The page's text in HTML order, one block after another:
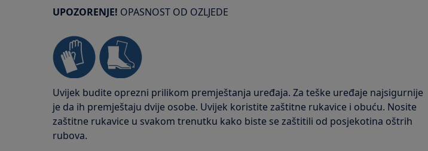
UPOZORENJE! OPASNOST OD OZLJEDE
Uvijek budite oprezni prilikom premještanja uređaja. Za teške uređaje najsigurnije
je da ih premještaju dvije osobe. Uvijek koristite zaštitne rukavice i obuću. Nosite
zaštitne rukavice u svakom trenutku kako biste se zaštitili od posjekotina oštrih
rubova.